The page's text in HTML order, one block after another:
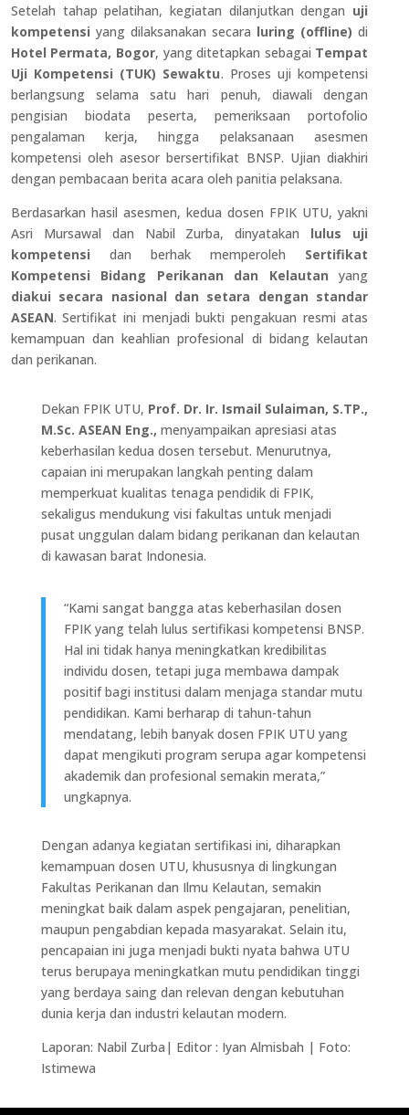
Setelah tahap pelatihan, kegiatan dilanjutkan dengan uji
kompetensi yang dilaksanakan secara luring (offline) di
Hotel Permata, Bogor, yang ditetapkan sebagai Tempat
Uji Kompetensi (TUK) Sewaktu. Proses uji kompetensi
berlangsung selama satu hari penuh, diawali dengan
pengisian biodata peserta, pemeriksaan portofolio
pengalaman kerja, hingga pelaksanaan asesmen
kompetensi oleh asesor bersertifikat BNSP. Ujian diakhiri
dengan pembacaan berita acara oleh panitia pelaksana.
Berdasarkan hasil asesmen, kedua dosen FPIK UTU, yakni
Asri Mursawal dan Nabil Zurba, dinyatakan lulus uji
kompetensi dan berhak memperoleh Sertifikat
Kompetensi Bidang Perikanan dan Kelautan yang
diakui secara nasional dan setara dengan standar
ASEAN. Sertifikat ini menjadi bukti pengakuan resmi atas
kemampuan dan keahlian profesional di bidang kelautan
dan perikanan.
Dekan FPIK UTU, Prof. Dr. Ir. Ismail Sulaiman, S.TP.,
M.Sc. ASEAN Eng., menyampaikan apresiasi atas
keberhasilan kedua dosen tersebut. Menurutnya,
capaian ini merupakan langkah penting dalam
memperkuat kualitas tenaga pendidik di FPIK,
sekaligus mendukung visi fakultas untuk menjadi
pusat unggulan dalam bidang perikanan dan kelautan
di kawasan barat Indonesia.
“Kami sangat bangga atas keberhasilan dosen
FPIK yang telah lulus sertifikasi kompetensi BNSP.
Hal ini tidak hanya meningkatkan kredibilitas
individu dosen, tetapi juga membawa dampak
positif bagi institusi dalam menjaga standar mutu
pendidikan. Kami berharap di tahun-tahun
mendatang, lebih banyak dosen FPIK UTU yang
dapat mengikuti program serupa agar kompetensi
akademik dan profesional semakin merata,”
ungkapnya.
Dengan adanya kegiatan sertifikasi ini, diharapkan
kemampuan dosen UTU, khususnya di lingkungan
Fakultas Perikanan dan Ilmu Kelautan, semakin
meningkat baik dalam aspek pengajaran, penelitian,
maupun pengabdian kepada masyarakat. Selain itu,
pencapaian ini juga menjadi bukti nyata bahwa UTU
terus berupaya meningkatkan mutu pendidikan tinggi
yang berdaya saing dan relevan dengan kebutuhan
dunia kerja dan industri kelautan modern.
Laporan: Nabil Zurba| Editor : Iyan Almisbah | Foto:
Istimewa